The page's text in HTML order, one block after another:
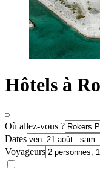
Hôtels à
Où allez-vous ?
Dates
Voyageurs